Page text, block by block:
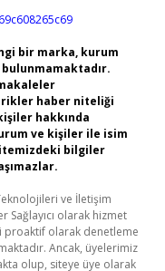
bir marka, kurum
haber niteliği
hakkında
ve kişiler ile isim
bilgiler
ve İletişim
Sağlayıcı olarak hizmet
proaktif olarak denetleme
Ancak, üyelerimiz
olup, siteye üye olarak